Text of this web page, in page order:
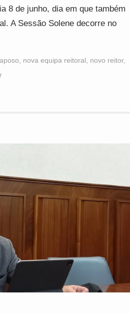
8 de junho, dia em que também
A Sessão Solene decorre no
nova equipa reitoral novo reitor,